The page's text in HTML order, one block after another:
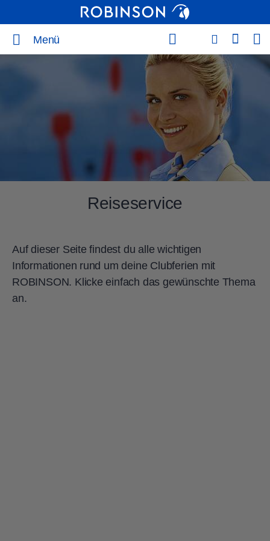
Menü
Reiseservice
Auf dieser Seite findest du alle wichtigen
Informationen rund um deine Clubferien mit
ROBINSON. Klicke einfach das gewünschte Thema
an.